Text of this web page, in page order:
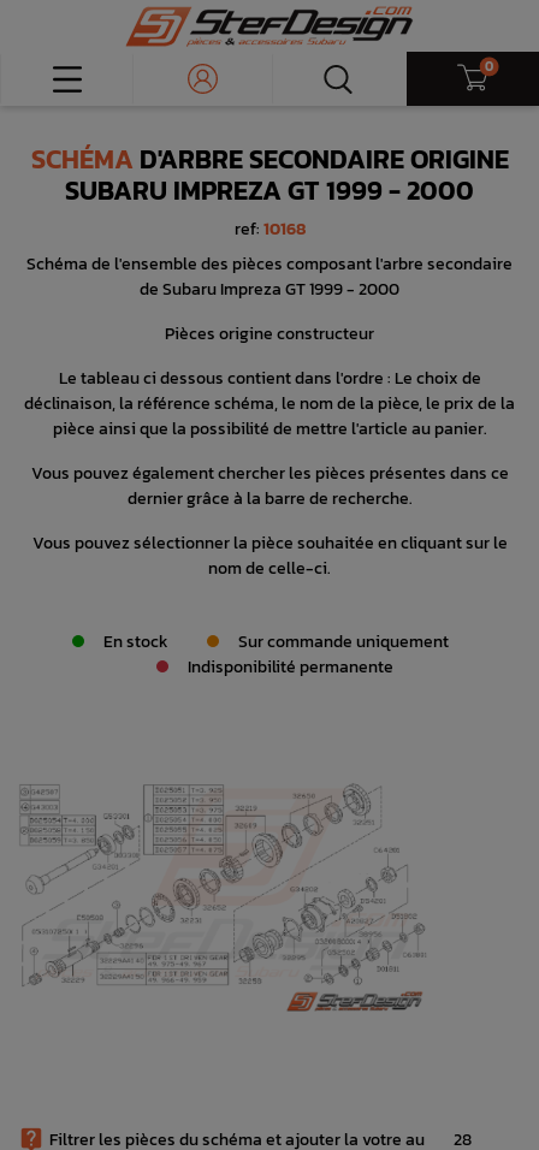
0
SCHÉMA D'ARBRE SECONDAIRE ORIGINE
SUBARU IMPREZA GT 1999 - 2000
ref:10168
Schéma de l'ensemble des pièces composant l'arbre secondaire
de Subaru Impreza GT 1999 - 2000
Pièces origine constructeur
Le tableau ci dessous contient dans l'ordre : Le choix de
déclinaison, la référence schéma, le nom de la pièce, le prix de la
pièce ainsi que la possibilité de mettre l'article au panier.
Vous pouvez également chercher les pièces présentes dans ce
dernier grâce à la barre de recherche.
Vous pouvez sélectionner la pièce souhaitée en cliquant sur le
nom de celle-ci.
En stock
Sur commande uniquement
Indisponibilité permanente
 Filtrer les pièces du schéma et ajouter la votre au
28